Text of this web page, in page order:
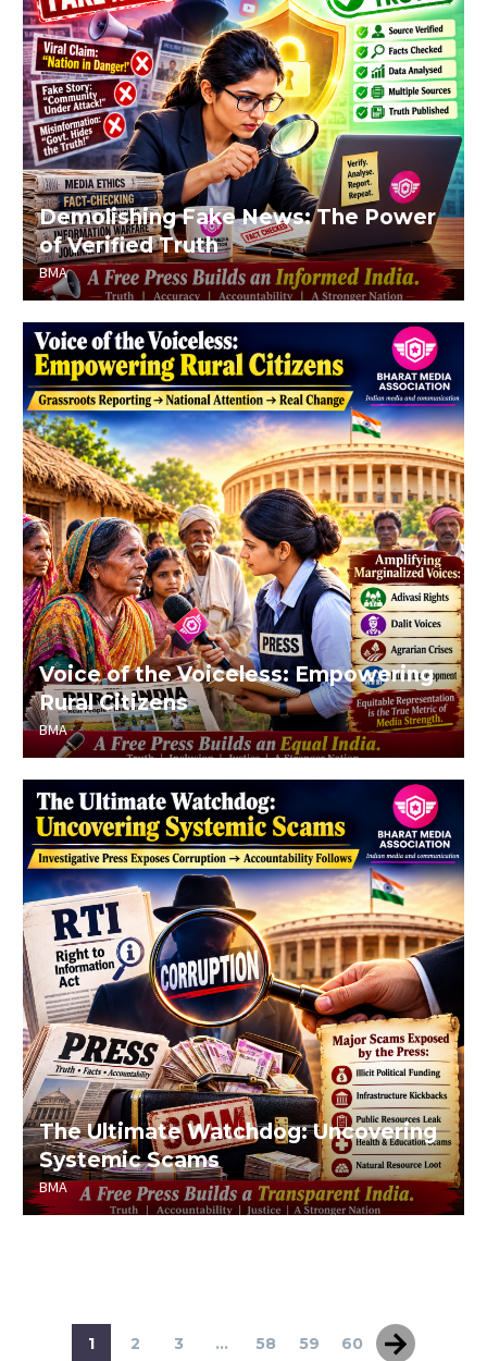
Demolishing Fake News: The Power
of Verified Truth
BMA
Voice of the Voiceless: Empowering
Rural Citizens
BMA
The Ultimate Watchdog: Uncovering
Systemic Scams
BMA
1 2 3 ... 58 59 60